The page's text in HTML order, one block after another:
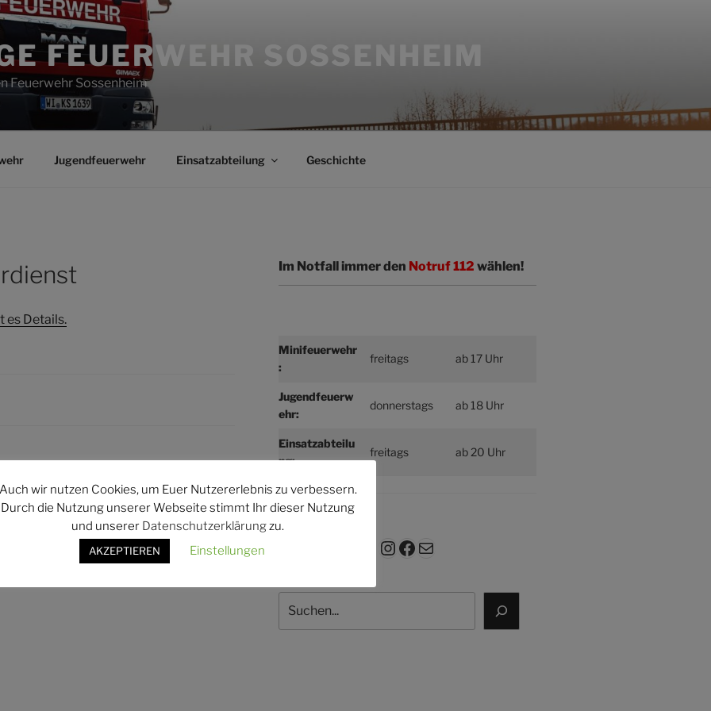
FEUERWEHR SOSSENHEIM
Feuerwehr Sossenheim
Jugendfeuerwehr Einsatzabteilung Geschichte
es Details.
Nächster
Beitrag
WEITER
Dienstabend Einsatzabteilung
Im Notfall immer den Notruf 112 wählen!
Minifeuerwehr
:
freitags ab 17 Uhr
Jugendfeuerw
ehr:
donnerstags ab 18 Uhr
Einsatzabteilu
ng:
freitags ab 20 Uhr
Instagram
Facebook
E-Mail
Auch wir nutzen Cookies, um Euer Nutzererlebnis zu verbessern.
Durch die Nutzung unserer Webseite stimmt Ihr dieser Nutzung
und unserer Datenschutzerklärungzu.
AKZEPTIEREN Einstellungen